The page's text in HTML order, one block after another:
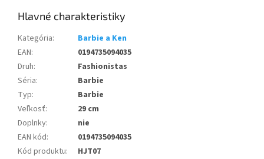
Kategória:
Barbie a Ken
EAN:
0194735094035
Druh:
Fashionistas
Séria:
Barbie
Typ:
Barbie
Veľkosť:
29 cm
Doplnky:
nie
EAN kód:
0194735094035
Kód produktu:
HJT07